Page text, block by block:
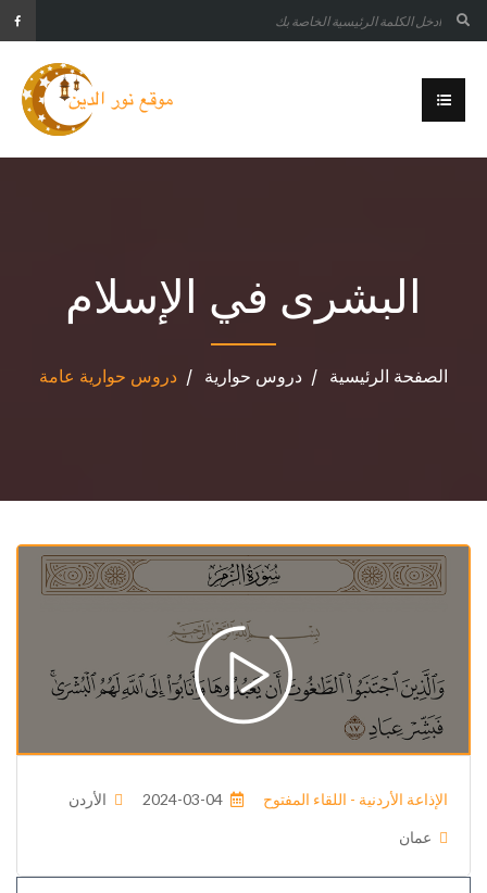
البشرى في الإسلام
الصفحة الرئيسية دروس حوارية دروس حوارية عامة
الإذاعة الأردنية - اللقاء المفتوح 2024-03-04 الأردن
عمان